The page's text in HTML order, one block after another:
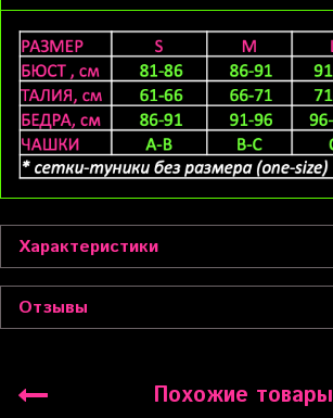
Характеристики
Отзывы
Похожие товары